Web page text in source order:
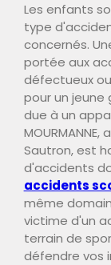
Les enfants
type
concernés.
portée aux
défectueux
pour un
due à un
Sautron, est
d'accidents
accidents
même
victime d'un
terrain de
défendre vos